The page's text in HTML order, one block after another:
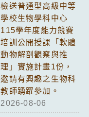
檢送普通型高級中等
學校生物學科中心
115學年度能力競賽
培訓公開授課「軟體
動物解剖觀察與推
理」實施計畫1份，
邀請有興趣之生物科
教師踴躍參加。
2026-08-06